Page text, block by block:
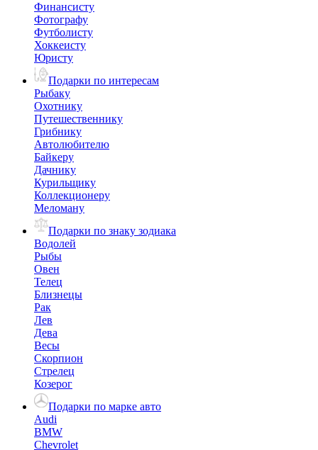
Финансисту
Фотографу
Футболисту
Хоккеисту
Юристу
Подарки по интересам
Рыбаку
Охотнику
Путешественнику
Грибнику
Автолюбителю
Байкеру
Дачнику
Курильщику
Коллекционеру
Меломану
Подарки по знаку зодиака
Водолей
Рыбы
Овен
Телец
Близнецы
Рак
Лев
Дева
Весы
Скорпион
Стрелец
Козерог
Подарки по марке авто
Audi
BMW
Chevrolet